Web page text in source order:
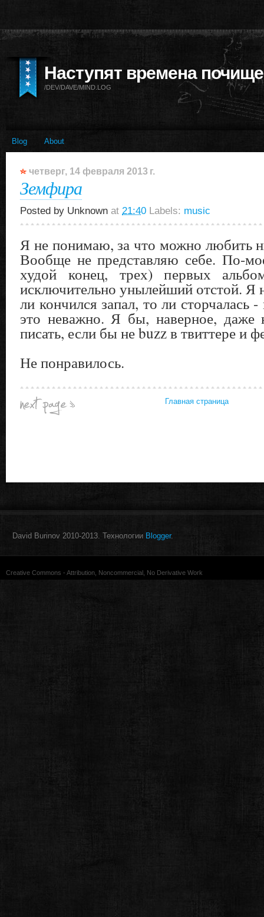
Наступят времена почище
/DEV/DAVE/MIND.LOG
Blog About
четверг, 14 февраля 2013 г.
Земфира
Posted by Unknown at 21:40 Labels: music
Я не понимаю, за что можно
Вообще не представляю себе. По-
худой конец, трех) первых
исключительно унылейший отстой.
ли кончился запал, то ли сторчалась
это неважно. Я бы, наверное,
писать, если бы не buzz в твиттере и
Не понравилось.
Главная страница
David Burinov 2010-2013. Технологии Blogger.
Creative Commons - Attribution, Noncommercial, No Derivative Work